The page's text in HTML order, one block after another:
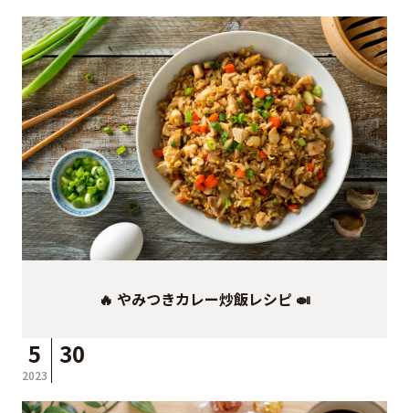
🔥 やみつきカレー炒飯レシピ 🍛
5
2023
30